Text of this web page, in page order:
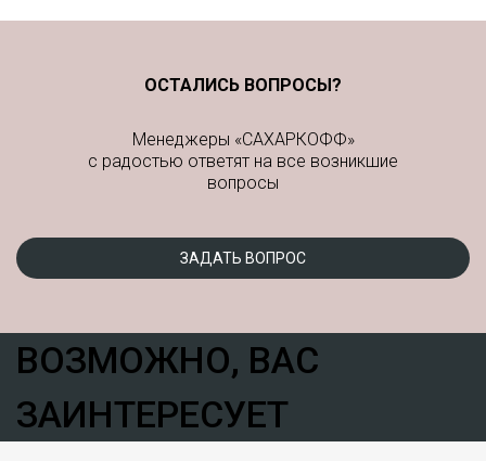
ОСТАЛИСЬ ВОПРОСЫ?
Менеджеры «САХАРКОФФ»
с радостью ответят на все возникшие
вопросы
ЗАДАТЬ ВОПРОС
ВОЗМОЖНО, ВАС
ЗАИНТЕРЕСУЕТ